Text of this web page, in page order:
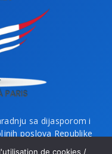
sa dijasporom i
poslova Republike
za dijasporu.
de cookies /